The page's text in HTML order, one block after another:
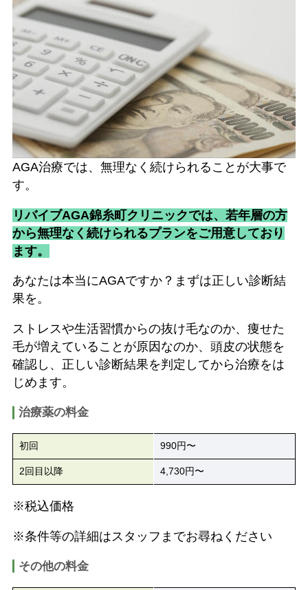
AGA治療では、無理なく続けられることが大事で
す。
リバイブAGA錦糸町クリニックでは、若年層の方
から無理なく続けられるプランをご用意しており
ます。
あなたは本当にAGAですか？まずは正しい診断結
果を。
ストレスや生活習慣からの抜け毛なのか、痩せた
毛が増えていることが原因なのか、頭皮の状態を
確認し、正しい診断結果を判定してから治療をは
じめます。
治療薬の料金
初回 990円〜
2回目以降 4,730円〜
※税込価格
※条件等の詳細はスタッフまでお尋ねください
その他の料金